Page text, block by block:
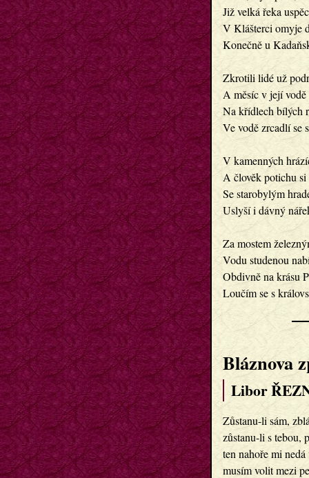
Již velká řeka
V Klášterci omyje
Konečně u
Zkrotili lidé už
A měsíc v její vodě
Na křídlech bílých
Ve vodě zrcadlí se
V kamenných
A člověk potichu
Se starobylým
Uslyší i dávný
Za mostem
Vodu studenou
Obdivně na krásu
Loučím se s
Bláznova
Libor
Zůstanu-li sám,
zůstanu-li s tebou,
ten nahoře mi
musím volit mezi